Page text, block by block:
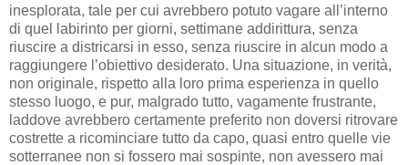
inesplorata, tale per cui avrebbero potuto vagare all’interno
di quel labirinto per giorni, settimane addirittura, senza
riuscire a districarsi in esso, senza riuscire in alcun modo a
raggiungere l’obiettivo desiderato. Una situazione, in verità,
non originale, rispetto alla loro prima esperienza in quello
stesso luogo, e pur, malgrado tutto, vagamente frustrante,
laddove avrebbero certamente preferito non doversi ritrovare
costrette a ricominciare tutto da capo, quasi entro quelle vie
sotterranee non si fossero mai sospinte, non avessero mai